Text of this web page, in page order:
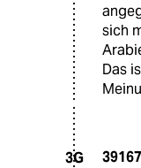
sich
Das
3G